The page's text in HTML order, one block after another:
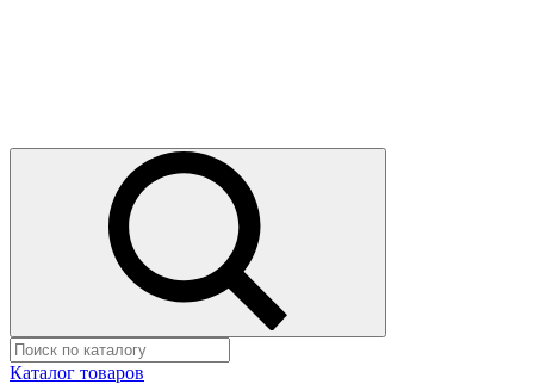
Каталог товаров